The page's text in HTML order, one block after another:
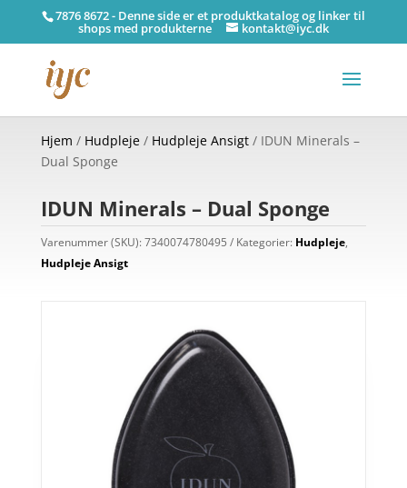
7876 8672 - Denne side er et produktkatalog og linker til
shops med produkterne kontakt@iyc.dk
Hjem / Hudpleje/ Hudpleje Ansigt/ IDUN Minerals –
Dual Sponge
IDUN Minerals – Dual Sponge
Varenummer (SKU): 7340074780495 Kategorier: Hudpleje,
Hudpleje Ansigt